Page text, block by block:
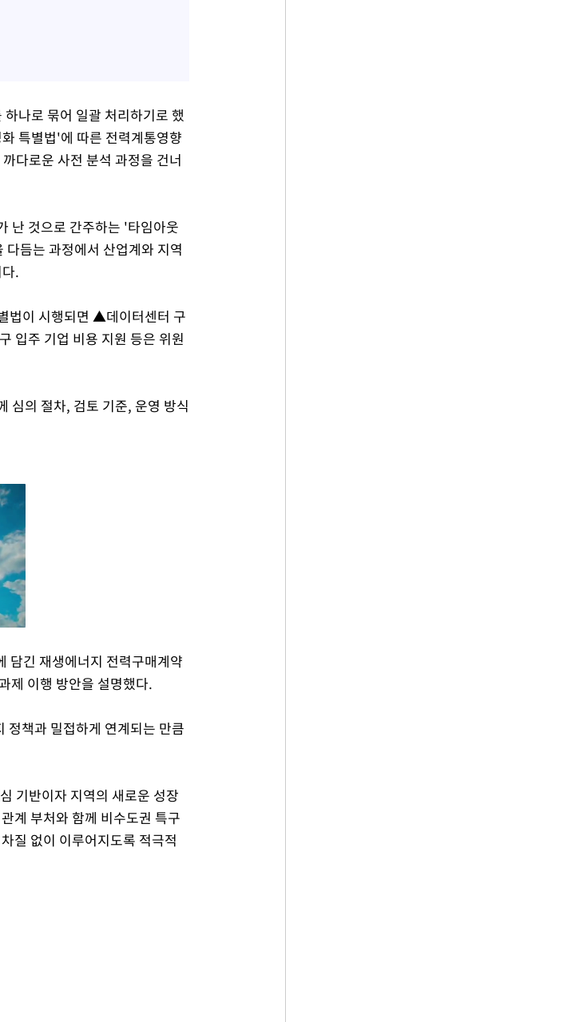
나로 묶어 일괄 처리하기로 했
특별법'에 따른 전력계통영향
다로운 사전 분석 과정을 건너
난 것으로 간주하는 '타임아웃
듬는 과정에서 산업계와 지역
.
법이 시행되면 ▲데이터센터 구
입주 기업 비용 지원 등은 위원
심의 절차, 검토 기준, 운영 방식
담긴 재생에너지 전력구매계약
제 이행 방안을 설명했다.
정책과 밀접하게 연계되는 만큼
기반이자 지역의 새로운 성장
계 부처와 함께 비수도권 특구
질 없이 이루어지도록 적극적